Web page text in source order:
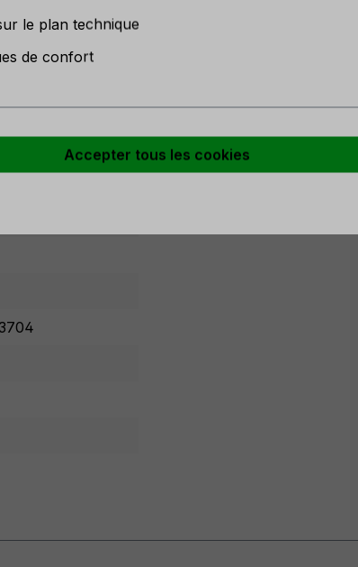
le plan technique
de confort
Accepter tous les cookies